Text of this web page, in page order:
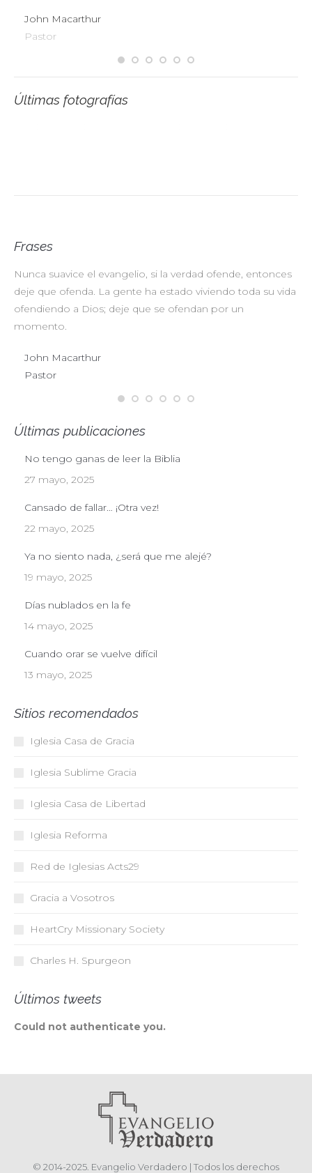
John Macarthur
Pastor
Últimas fotografías
Frases
Nunca suavice el evangelio, si la verdad ofende, entonces
deje que ofenda. La gente ha estado viviendo toda su vida
ofendiendo a Dios; deje que se ofendan por un
momento.
John Macarthur
Pastor
Últimas publicaciones
No tengo ganas de leer la Biblia
27 mayo, 2025
Cansado de fallar… ¡Otra vez!
22 mayo, 2025
Ya no siento nada, ¿será que me alejé?
19 mayo, 2025
Días nublados en la fe
14 mayo, 2025
Cuando orar se vuelve difícil
13 mayo, 2025
Sitios recomendados
Iglesia Casa de Gracia
Iglesia Sublime Gracia
Iglesia Casa de Libertad
Iglesia Reforma
Red de Iglesias Acts29
Gracia a Vosotros
HeartCry Missionary Society
Charles H. Spurgeon
Últimos tweets
Could not authenticate you.
© 2014-2025. Evangelio Verdadero | Todos los derechos